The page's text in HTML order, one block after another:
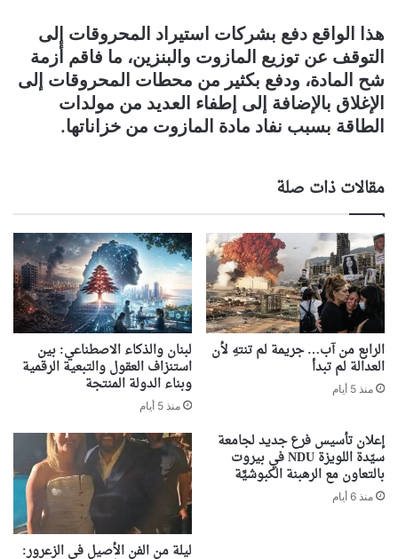
هذا الواقع دفع بشركات استيراد المحروقات إلى
التوقف عن توزيع المازوت والبنزين، ما فاقم أزمة
شح المادة، ودفع بكثير من محطات المحروقات إلى
الإغلاق بالإضافة إلى إطفاء العديد من مولدات
الطاقة بسبب نفاد مادة المازوت من خزاناتها.
مقالات ذات صلة
الرابع من آب… جريمة لم تنتهِ لأن
العدالة لم تبدأ
منذ 5 أيام
لبنان والذكاء الاصطناعي: بين
استنزاف العقول والتبعية الرقمية
وبناء الدولة المنتجة
منذ 5 أيام
إعلان تأسيس فرع جديد لجامعة
سيّدة اللويزة NDU في بيروت
بالتعاون مع الرهبنة الكبوشيَّة
منذ 6 أيام
ليلة من الفن الأصيل في الزعرور: